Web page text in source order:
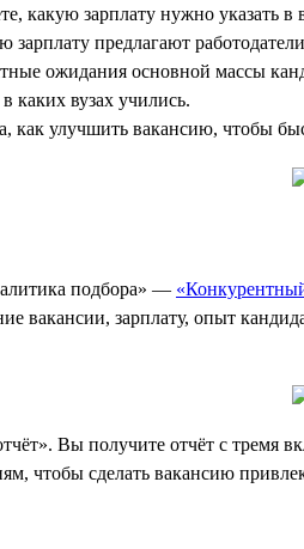
какую зарплату нужно указать
зарплату предлагают
ожидания основной массы
каких вузах учились.
как улучшить вакансию, чтобы
подбора» —
вакансии, зарплату, опыт
Вы получите отчёт с тремя
чтобы сделать вакансию